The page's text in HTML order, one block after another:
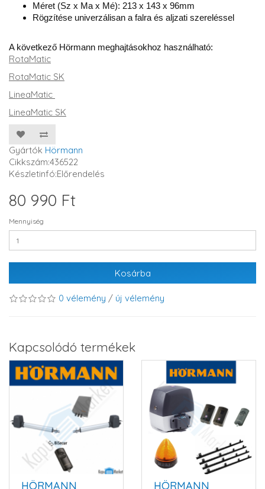
Méret (Sz x Ma x Mé): 213 x 143 x 96mm
Rögzítése univerzálisan a falra és aljzati szereléssel
A következő Hörmann meghajtásokhoz használható:
RotaMatic
RotaMatic SK
LineaMatic
LineaMatic SK
Gyártók Hörmann
Cikkszám:436522
Készletinfó:Előrendelés
80 990 Ft
Mennyiség
Kosárba
0 vélemény / új vélemény
Kapcsolódó termékek
HÖRMANN
HÖRMANN